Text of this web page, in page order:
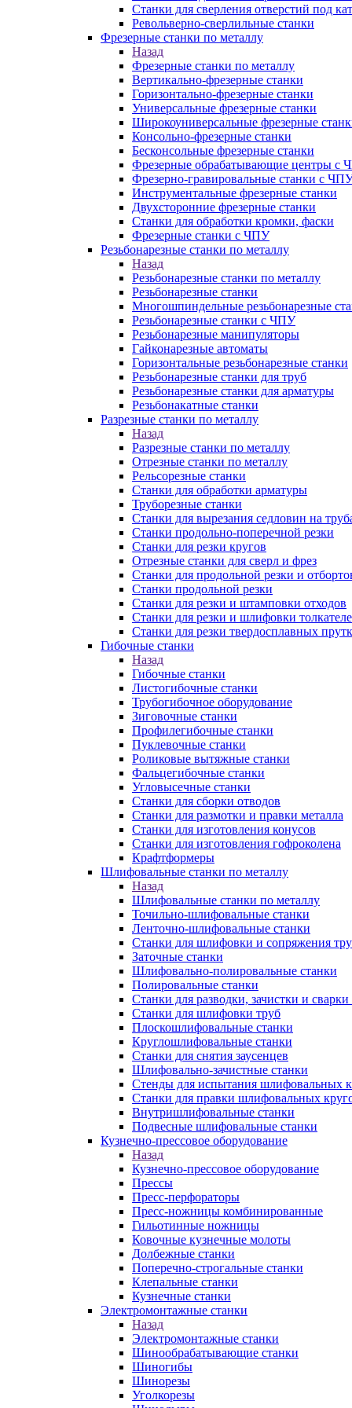
Станки для сверления отверстий под
Револьверно-сверлильные станки
Фрезерные станки по металлу
Назад
Фрезерные станки по металлу
Вертикально-фрезерные станки
Горизонтально-фрезерные станки
Универсальные фрезерные станки
Широкоуниверсальные фрезерные
Консольно-фрезерные станки
Бесконсольные фрезерные станки
Фрезерные обрабатывающие центры с
Фрезерно-гравировальные станки с
Инструментальные фрезерные станки
Двухсторонние фрезерные станки
Станки для обработки кромки, фаски
Фрезерные станки с ЧПУ
Резьбонарезные станки по металлу
Назад
Резьбонарезные станки по металлу
Резьбонарезные станки
Многошпиндельные резьбонарезные
Резьбонарезные станки с ЧПУ
Резьбонарезные манипуляторы
Гайконарезные автоматы
Горизонтальные резьбонарезные станки
Резьбонарезные станки для труб
Резьбонарезные станки для арматуры
Резьбонакатные станки
Разрезные станки по металлу
Назад
Разрезные станки по металлу
Отрезные станки по металлу
Рельсорезные станки
Станки для обработки арматуры
Труборезные станки
Станки для вырезания седловин на
Станки продольно-поперечной резки
Станки для резки кругов
Отрезные станки для сверл и фрез
Станки для продольной резки и
Станки продольной резки
Станки для резки и штамповки отходов
Станки для резки и шлифовки
Станки для резки твердосплавных
Гибочные станки
Назад
Гибочные станки
Листогибочные станки
Трубогибочное оборудование
Зиговочные станки
Профилегибочные станки
Пуклевочные станки
Роликовые вытяжные станки
Фальцегибочные станки
Угловысечные станки
Станки для сборки отводов
Станки для размотки и правки металла
Станки для изготовления конусов
Станки для изготовления гофроколена
Крафтформеры
Шлифовальные станки по металлу
Назад
Шлифовальные станки по металлу
Точильно-шлифовальные станки
Ленточно-шлифовальные станки
Станки для шлифовки и сопряжения
Заточные станки
Шлифовально-полировальные станки
Полировальные станки
Станки для разводки, зачистки и сварки
Станки для шлифовки труб
Плоскошлифовальные станки
Круглошлифовальные станки
Станки для снятия заусенцев
Шлифовально-зачистные станки
Стенды для испытания шлифовальных
Станки для правки шлифовальных
Внутришлифовальные станки
Подвесные шлифовальные станки
Кузнечно-прессовое оборудование
Назад
Кузнечно-прессовое оборудование
Прессы
Пресс-перфораторы
Пресс-ножницы комбинированные
Гильотинные ножницы
Ковочные кузнечные молоты
Долбежные станки
Поперечно-строгальные станки
Клепальные станки
Кузнечные станки
Электромонтажные станки
Назад
Электромонтажные станки
Шинообрабатывающие станки
Шиногибы
Шинорезы
Уголкорезы